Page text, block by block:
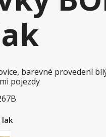
barevné provedení
pojezdy
lak